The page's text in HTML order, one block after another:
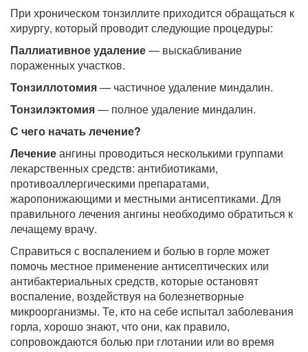
При хроническом тонзиллите приходится обращаться к
хирургу, который проводит следующие процедуры:
Паллиативное удаление— выскабливание
пораженных участков.
Тонзиллотомия— частичное удаление миндалин.
Тонзилэктомия— полное удаление миндалин.
С чего начать лечение?
Лечениеангины проводиться несколькими группами
лекарственных средств: антибиотиками,
противоаллергическими препаратами,
жаропонижающими и местными антисептиками. Для
правильного лечения ангины необходимо обратиться к
лечащему врачу.
Справиться с воспалением и болью в горле может
помочь местное применение антисептических или
антибактериальных средств, которые остановят
воспаление, воздействуя на болезнетворные
микроорганизмы. Те, кто на себе испытал заболевания
горла, хорошо знают, что они, как правило,
сопровождаются болью при глотании или во время